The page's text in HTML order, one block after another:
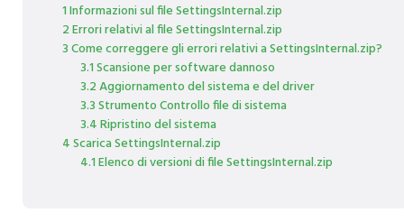
1 Informazioni sul file SettingsInternal.zip
2 Errori relativi al file SettingsInternal.zip
3 Come correggere gli errori relativi a SettingsInternal.zip?
3.1 Scansione per software dannoso
3.2 Aggiornamento del sistema e del driver
3.3 Strumento Controllo file di sistema
3.4 Ripristino del sistema
4 Scarica SettingsInternal.zip
4.1 Elenco di versioni di file SettingsInternal.zip